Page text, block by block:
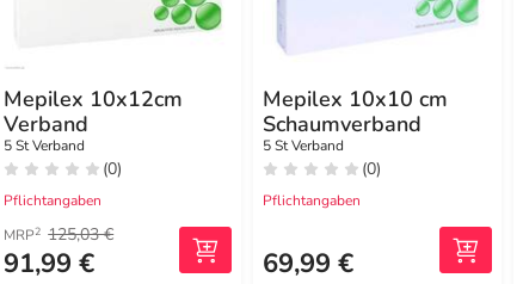
Mepilex 10x12cm
Verband
5 St Verband
(0)
Pflichtangaben
MRP2 125,03 €
91,99 €
Mepilex 10x10 cm
Schaumverband
5 St Verband
(0)
Pflichtangaben
69,99 €